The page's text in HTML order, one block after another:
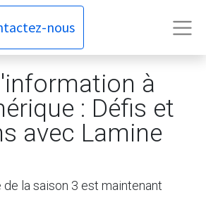
nous
à
: Défis et
avec Lamine
la saison 3 est maintenant